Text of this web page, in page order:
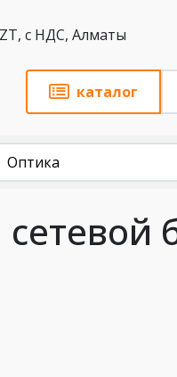
KZT, с НДС, Алматы
каталог
Оптика